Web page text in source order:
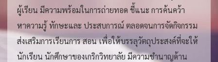
ผู้เรียน มีความพร้อมในการถ่ายทอด ชี้แนะ การค้นคว้า
หาความรู้ ทักษะและ ประสบการณ์ ตลอดจนการจัดกิจกรรม
ส่งเสริมการเรียนการ สอน เพื่อให้บรรลุวัตถุประสงค์ที่จะให้
นักเรียน นักศึกษาของเกริกวิทยาลัย มีความชำนาญด้าน